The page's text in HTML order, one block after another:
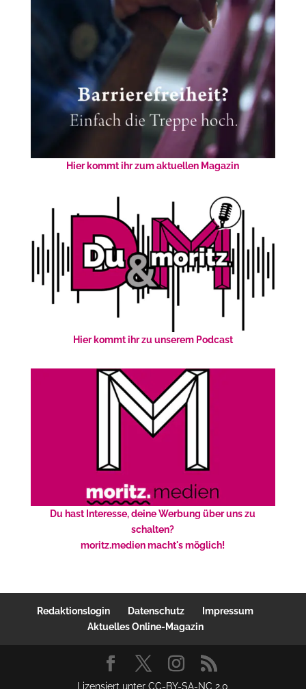
Hier kommt ihr zum aktuellen Magazin
Hier kommt ihr zu unserem Podcast
Du hast Interesse, deine Werbung über uns zu
schalten?
moritz.medien macht's möglich!
Redaktionslogin Datenschutz
Impressum
Aktuelles Online-Magazin
Lizensiert unter CC-BY-SA-NC 2.0